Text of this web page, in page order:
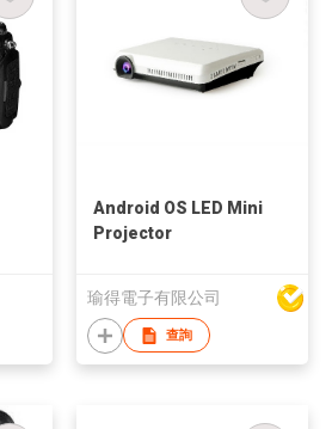
Android OS LED Mini
Projector
瑜得電子有限公司
查詢